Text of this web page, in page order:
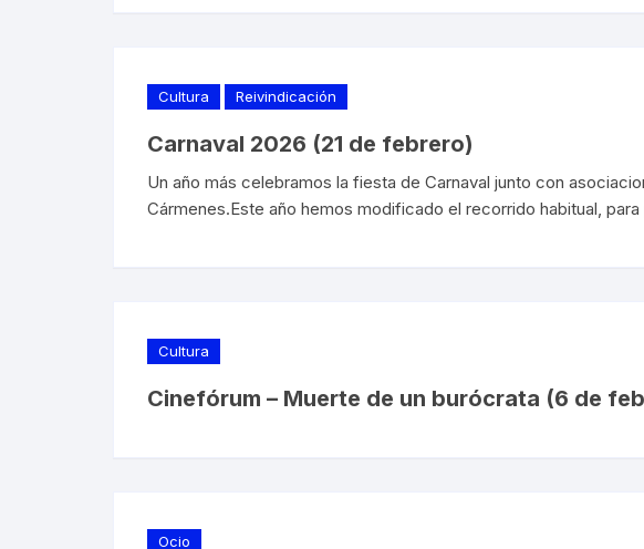
Cultura Reivindicación
Carnaval 2026 (21 de febrero)
Un año más celebramos la fiesta de Carnaval junto con
Cármenes.Este año hemos modificado el recorrido habitual,
Cultura
Cinefórum – Muerte de un burócrata (6 de
Ocio